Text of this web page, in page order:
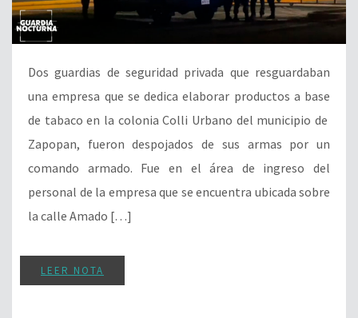
Dos guardias de seguridad privada que resguardaban
una empresa que se dedica elaborar productos a base
de tabaco en la colonia Colli Urbano del municipio de
Zapopan, fueron despojados de sus armas por un
comando armado. Fue en el área de ingreso del
personal de la empresa que se encuentra ubicada sobre
la calle Amado […]
LEER NOTA